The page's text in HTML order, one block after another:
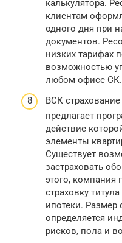
калькулятора.
клиентам
одного дня при
документов.
низких тарифах
возможностью
любом офисе СК.
ВСК
предлагает
действие
элементы
Существует
застраховать
этого, компания
страховку
ипотеки. Размер
определяется
рисков, пола и